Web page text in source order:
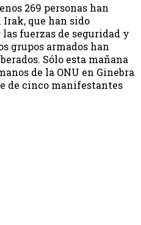
269 personas han
que han sido
fuerzas de seguridad y
grupos armados han
Sólo esta mañana
de la ONU en Ginebra
de cinco manifestantes